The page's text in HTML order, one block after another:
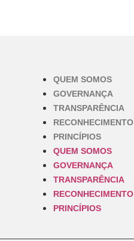
QUEM SOMOS
GOVERNANÇA
TRANSPARÊNCIA
RECONHECIMENTO
PRINCÍPIOS
QUEM SOMOS
GOVERNANÇA
TRANSPARÊNCIA
RECONHECIMENTO
PRINCÍPIOS